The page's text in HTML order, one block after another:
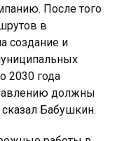
После того
в
создание и
2030 года
должны
Бабушкин.